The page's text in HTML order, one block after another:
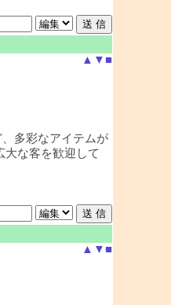
▲ ▼ ■
多彩なアイテムが
大な客を歓迎して
▲ ▼ ■